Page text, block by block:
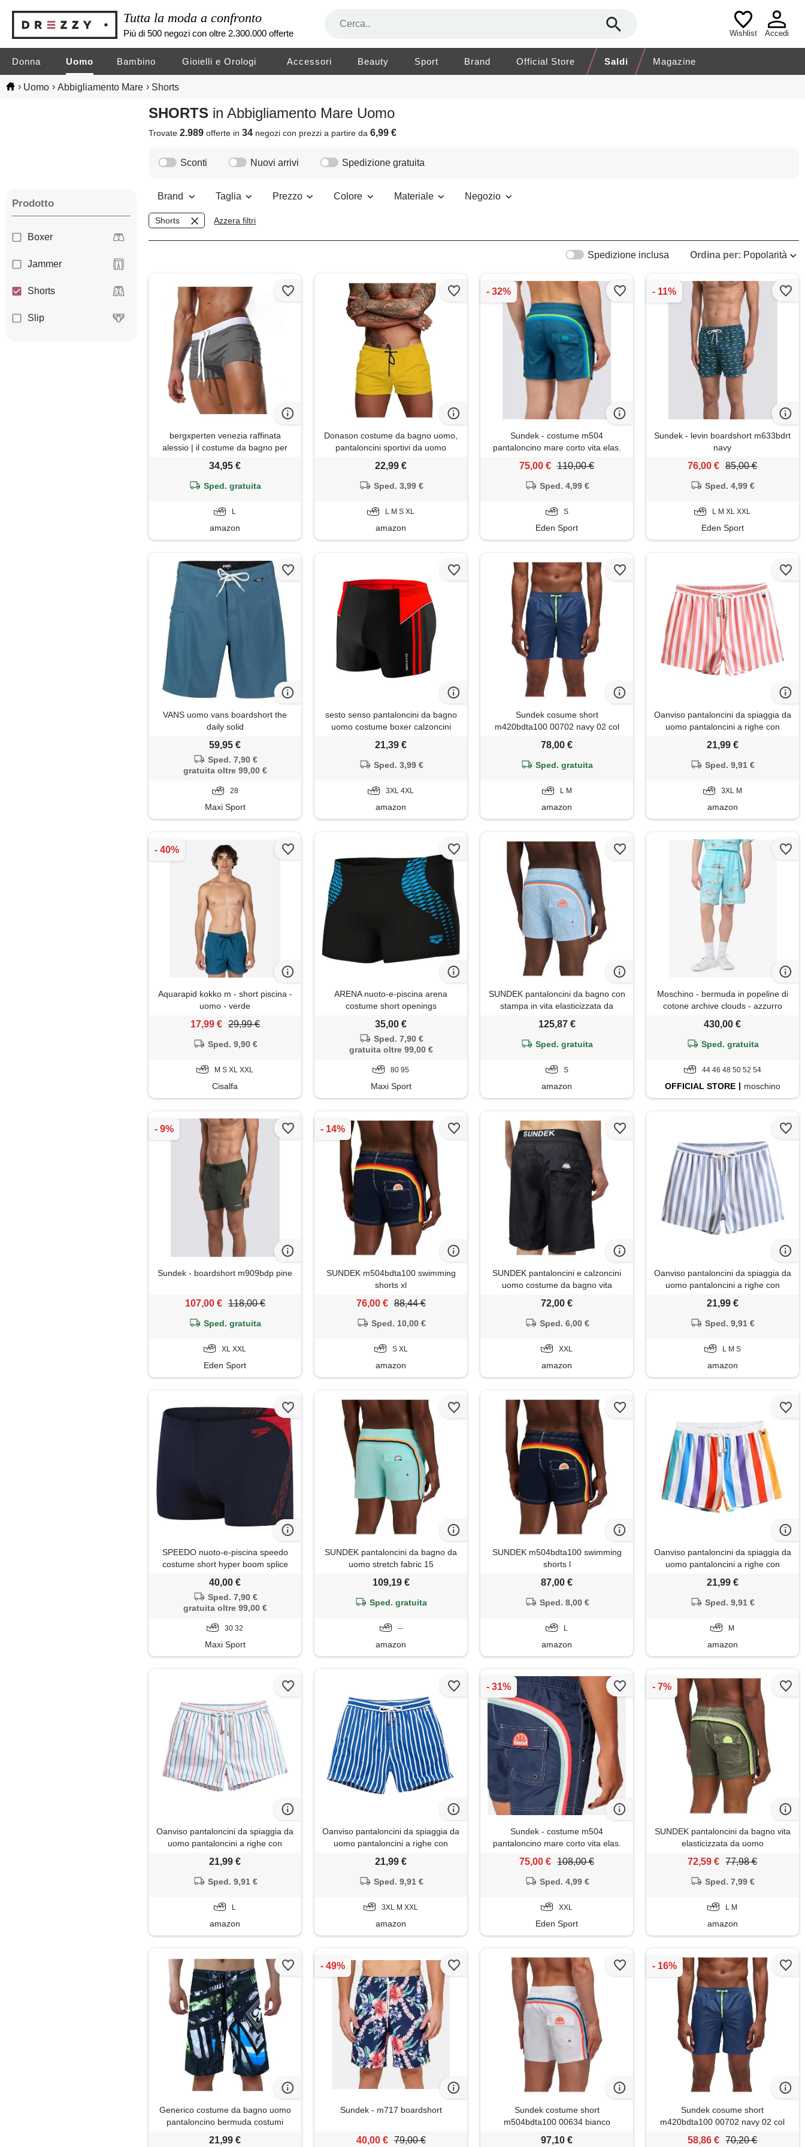
Tutta la moda a confronto
Più di 500 negozi con oltre 2.300.000 offerte Wishlist Accedi
Donna Uomo Bambino Gioielli e Orologi Accessori Beauty Sport Brand Official Store Saldi Magazine
› Uomo › Abbigliamento Mare › Shorts
SHORTS in Abbigliamento Mare Uomo
Trovate2.989 offerte in34 negozicon prezzi a partire da6,99 €
Prodotto
Boxer
Jammer
Shorts
Slip
Sconti Nuovi arrivi Spedizione gratuita
Brand Taglia Prezzo Colore Materiale Negozio
Shorts Azzera filtri
Ordina per: Popolarità
Spedizione inclusa
bergxperten venezia raffinata
alessio | il costume da bagno per
un'estate con stile calzoncini da
bagno per uomini con tasca e
cordoncino, short da sport per
34,95 €
Sped. gratuita
L
amazon
Donason costume da bagno uomo,
pantaloncini sportivi da uomo
asciugatura rapida pantaloni corti
da corsa calzoncini da surf sulla
spiaggia con fodera in mesh e
22,99 €
Sped. 3,99 €
L M S XL
amazon
Sundek - costume m504
pantaloncino mare corto vita elas.
Crinkled
75,00 € 110,00 €
Sped. 4,99 €
S
Eden Sport
Sundek - levin boardshort m633bdrt
navy
76,00 € 85,00 €
Sped. 4,99 €
L M XL XXL
Eden Sport
VANS uomo vans boardshort the
daily solid
59,95 €
Sped. 7,90 €
gratuita oltre 99,00 €
28
Maxi Sport
sesto senso pantaloncini da bagno
uomo costume boxer calzoncini
pantaloni swim shorts bd 384 4xl
nero
21,39 €
Sped. 3,99 €
3XL 4XL
amazon
Sundek cosume short
m420bdta100 00702 navy 02 col
blu m/blu verde fluo
78,00 €
Sped. gratuita
L M
amazon
Oanviso pantaloncini da spiaggia da
uomo pantaloncini a righe con
tasche e coulisse costume da
bagno traspirante pantaloncini da
surf leggeri pantaloncini da nuoto
21,99 €
Sped. 9,91 €
3XL M
amazon
Aquarapid kokko m - short piscina -
uomo - verde
17,99 € 29,99 €
Sped. 9,90 €
M S XL XXL
Cisalfa
ARENA nuoto-e-piscina arena
costume short openings
35,00 €
Sped. 7,90 €
gratuita oltre 99,00 €
80 95
Maxi Sport
SUNDEK pantaloncini da bagno con
stampa in vita elasticizzata da
lunghezza interna 12,7 cm, s
125,87 €
Sped. gratuita
S
amazon
Moschino - bermuda in popeline di
cotone archive clouds - azzurro
430,00 €
Sped. gratuita
44 46 48 50 52 54
OFFICIAL STORE moschino
Sundek - boardshort m909bdp pine
107,00 € 118,00 €
Sped. gratuita
XL XXL
Eden Sport
SUNDEK m504bdta100 swimming
shorts xl
76,00 € 88,44 €
Sped. 10,00 €
S XL
amazon
SUNDEK pantaloncini e calzoncini
uomo costume da bagno vita
xxl
72,00 €
Sped. 6,00 €
XXL
amazon
Oanviso pantaloncini da spiaggia da
uomo pantaloncini a righe con
bagno traspirante pantaloncini da
surf leggeri pantaloncini da nuoto
21,99 €
Sped. 9,91 €
L M S
amazon
SPEEDO nuoto-e-piscina speedo
costume short hyper boom splice
40,00 €
Sped. 7,90 €
gratuita oltre 99,00 €
30 32
Maxi Sport
SUNDEK pantaloncini da bagno da
uomo stretch fabric 15
109,19 €
Sped. gratuita
--
amazon
SUNDEK m504bdta100 swimming
shorts l
87,00 €
Sped. 8,00 €
L
amazon
Oanviso pantaloncini da spiaggia da
uomo pantaloncini a righe con
bagno traspirante pantaloncini da
surf leggeri pantaloncini da nuoto
21,99 €
Sped. 9,91 €
M
amazon
Oanviso pantaloncini da spiaggia da
uomo pantaloncini a righe con
bagno traspirante pantaloncini da
surf leggeri pantaloncini da nuoto
21,99 €
Sped. 9,91 €
L
amazon
Oanviso pantaloncini da spiaggia da
uomo pantaloncini a righe con
bagno traspirante pantaloncini da
surf leggeri pantaloncini da nuoto
21,99 €
Sped. 9,91 €
3XL M XXL
amazon
Sundek - costume m504
pantaloncino mare corto vita elas.
75,00 € 108,00 €
Sped. 4,99 €
XXL
Eden Sport
SUNDEK pantaloncini da bagno vita
elasticizzata da uomo
72,59 € 77,98 €
Sped. 7,99 €
L M
amazon
Generico costume da bagno uomo
pantaloncino bermuda costumi
lungo corto pantaloncini surf taglie
21,99 €
Sundek - m717 boardshort
40,00 € 79,00 €
Sundek costume short
m504bdta100 00634 bianco
bianco/xl
97,10 €
Sundek cosume short
m420bdta100 00702 navy 02 col
blu xl/blu verde fluo
58,86 € 70,20 €